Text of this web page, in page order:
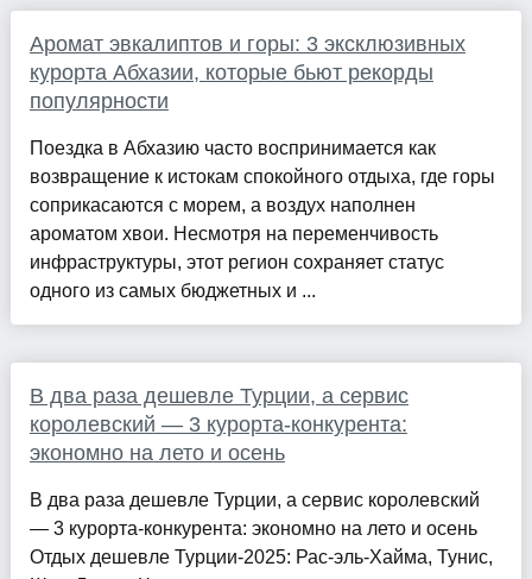
Аромат эвкалиптов и горы: 3 эксклюзивных
курорта Абхазии, которые бьют рекорды
популярности
Поездка в Абхазию часто воспринимается как
возвращение к истокам спокойного отдыха, где горы
соприкасаются с морем, а воздух наполнен
ароматом хвои. Несмотря на переменчивость
инфраструктуры, этот регион сохраняет статус
одного из самых бюджетных и ...
В два раза дешевле Турции, а сервис
королевский — 3 курорта-конкурента:
экономно на лето и осень
В два раза дешевле Турции, а сервис королевский
— 3 курорта-конкурента: экономно на лето и осень
Отдых дешевле Турции-2025: Рас-эль-Хайма, Тунис,